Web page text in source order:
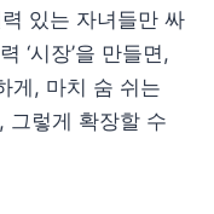
있는 자녀들만 싸
‘시장’을 만들면,
게, 마치 숨 쉬는
그렇게 확장할 수